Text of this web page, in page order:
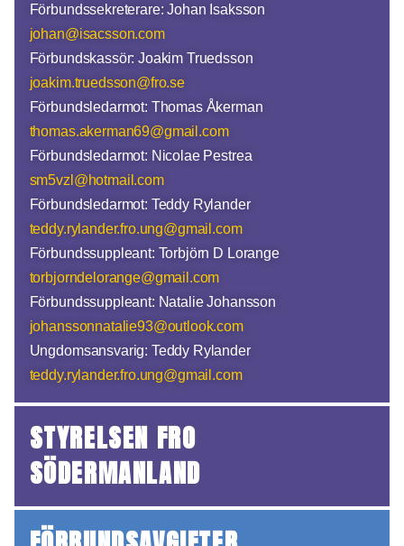
Förbundssekreterare: Johan Isaksson
johan@isacsson.com
Förbundskassör: Joakim Truedsson
joakim.truedsson@fro.se
Förbundsledarmot: Thomas Åkerman
thomas.akerman69@gmail.com
Förbundsledarmot: Nicolae Pestrea
sm5vzl@hotmail.com
Förbundsledarmot: Teddy Rylander
teddy.rylander.fro.ung@gmail.com
Förbundssuppleant: Torbjörn D Lorange
torbjorndelorange@gmail.com
Förbundssuppleant: Natalie Johansson
johanssonnatalie93@outlook.com
Ungdomsansvarig: Teddy Rylander
teddy.rylander.fro.ung@gmail.com
STYRELSEN FRO
SÖDERMANLAND